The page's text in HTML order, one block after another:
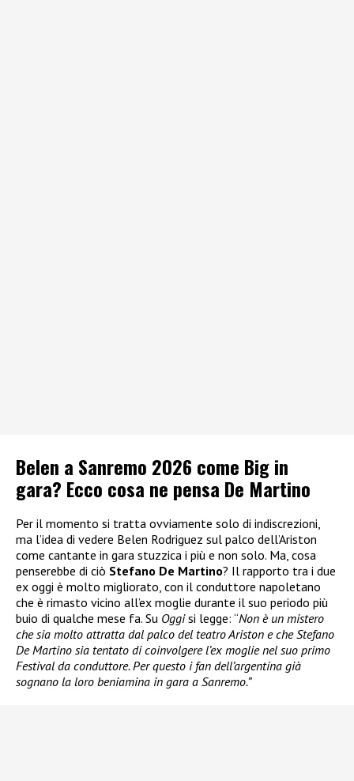
Belen a Sanremo 2026 come Big in
gara? Ecco cosa ne pensa De Martino
Per il momento si tratta ovviamente solo di indiscrezioni,
ma l’idea di vedere Belen Rodriguez sul palco dell’Ariston
come cantante in gara stuzzica i più e non solo. Ma, cosa
penserebbe di ciò Stefano De Martino? Il rapporto tra i due
ex oggi è molto migliorato, con il conduttore napoletano
che è rimasto vicino all’ex moglie durante il suo periodo più
buio di qualche mese fa. Su Oggisi legge: “Non è un mistero
che sia molto attratta dal palco del teatro Ariston e che Stefano
De Martino sia tentato di coinvolgere l’ex moglie nel suo primo
Festival da conduttore. Per questo i fan dell’argentina già
sognano la loro beniamina in gara a Sanremo.”